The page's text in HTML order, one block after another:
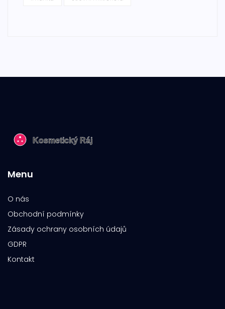
Menu
O nás
Obchodní podmínky
Zásady ochrany osobních údajů
GDPR
Kontakt